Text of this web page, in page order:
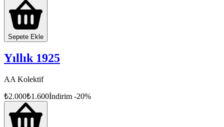
Sepete Ekle
Yıllık 1925
AA Kolektif
₺2.000₺1.600İndirim -20%